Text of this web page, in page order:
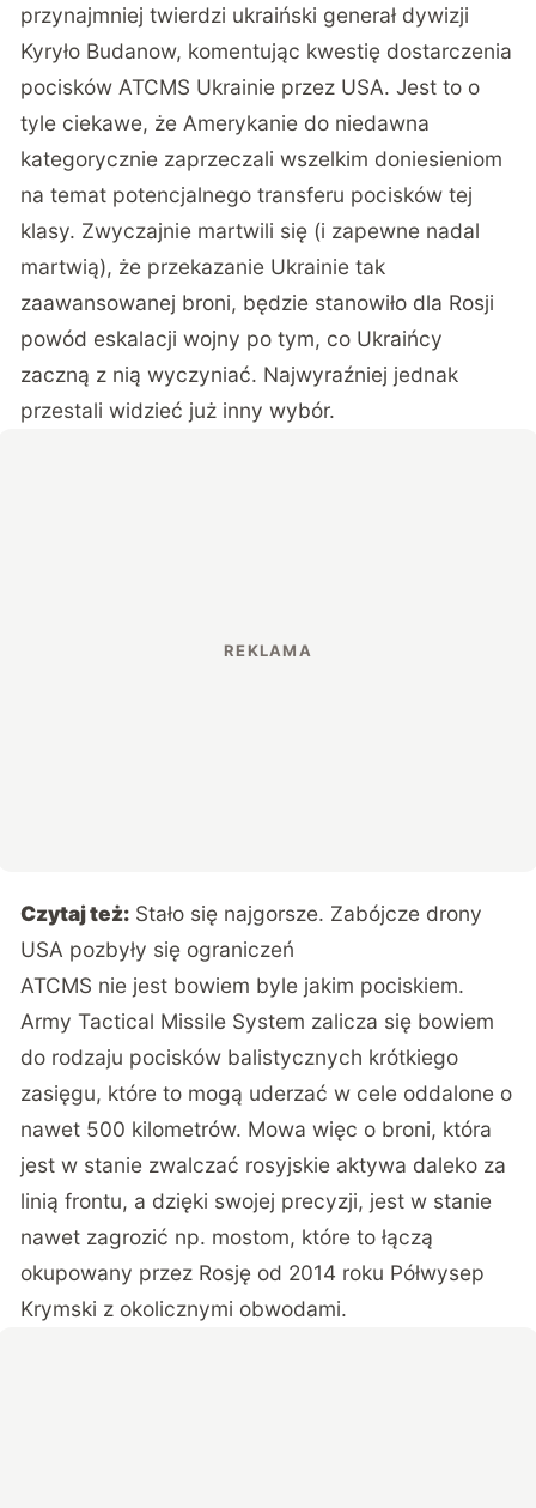
przynajmniejtwierdzi ukraiński generał dywizji
Kyryło Budanow, komentując kwestię dostarczenia
pocisków ATCMS Ukrainie przez USA. Jest to o
tyle ciekawe, że Amerykanie do niedawna
kategorycznie zaprzeczali wszelkim doniesieniom
na temat potencjalnego transferu pocisków tej
klasy. Zwyczajnie martwili się (i zapewne nadal
martwią), że przekazanie Ukrainie tak
zaawansowanej broni, będzie stanowiło dla Rosji
powód eskalacji wojny po tym, co Ukraińcy
zaczną z nią wyczyniać. Najwyraźniej jednak
przestali widzieć już inny wybór.
Czytaj też: Stało się najgorsze. Zabójcze drony
USA pozbyły się ograniczeń
ATCMS nie jest bowiem byle jakim pociskiem.
Army Tactical Missile System zalicza się bowiem
do rodzaju pocisków balistycznych krótkiego
zasięgu, które to mogą uderzać w cele oddalone o
nawet 500 kilometrów. Mowa więc o broni, która
jest w stanie zwalczać rosyjskie aktywa daleko za
linią frontu, a dzięki swojej precyzji, jest w stanie
nawet zagrozić np. mostom, które to łączą
okupowany przez Rosję od 2014 roku Półwysep
Krymski z okolicznymi obwodami.